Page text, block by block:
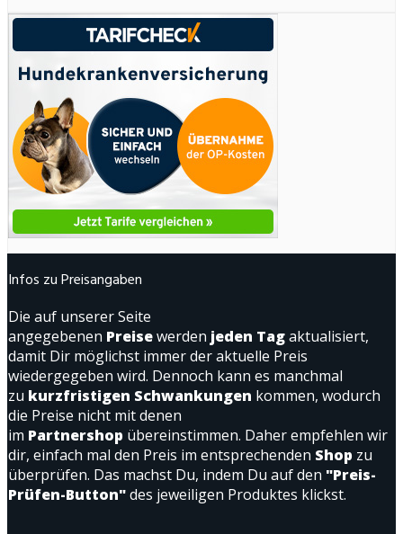
Infos zu Preisangaben
Die auf unserer Seite
angegebenen Preisewerden jeden Tagaktualisiert,
damit Dir möglichst immer der aktuelle Preis
wiedergegeben wird. Dennoch kann es manchmal
zu kurzfristigen Schwankungen kommen, wodurch
die Preise nicht mit denen
im Partnershop übereinstimmen. Daher empfehlen wir
dir, einfach mal den Preis im entsprechenden Shop zu
überprüfen. Das machst Du, indem Du auf den "Preis-
Prüfen-Button"des jeweiligen Produktes klickst.